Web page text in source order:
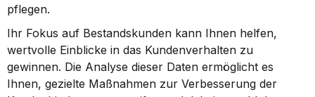
pflegen.
Ihr Fokus auf Bestandskunden kann Ihnen helfen,
wertvolle Einblicke in das Kundenverhalten zu
gewinnen. Die Analyse dieser Daten ermöglicht es
Ihnen, gezielte Maßnahmen zur Verbesserung der